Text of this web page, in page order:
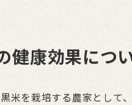
健康効果につ
米を栽培する農家として